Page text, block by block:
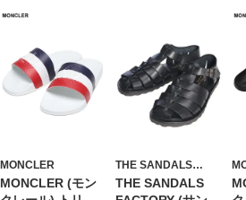
MONCLER
MONCLER (モン
THE SANDALS
FACTORY
THE SANDALS